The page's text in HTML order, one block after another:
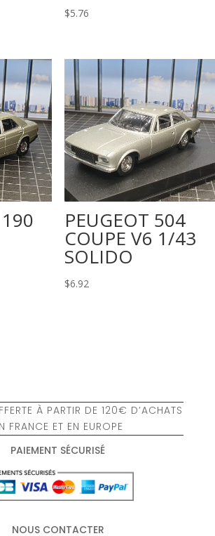
$5.76
PEUGEOT 504
COUPE V6 1/43
SOLIDO
$6.92
À PARTIR DE 120€ D’ACHATS
FRANCE ET EN EUROPE
PAIEMENT SÉCURISÉ
NOUS CONTACTER